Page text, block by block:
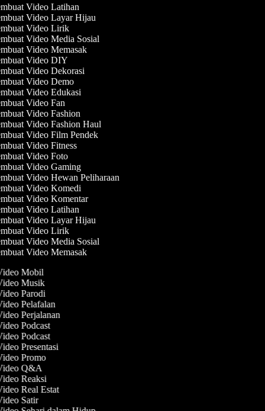
Video Latihan
Video Layar Hijau
Video Lirik
Video Media Sosial
Video Memasak
Video DIY
Video Dekorasi
Video Demo
Video Edukasi
Video Fan
Video Fashion
Video Fashion Haul
Video Film Pendek
Video Fitness
Video Foto
Video Gaming
Video Hewan Peliharaan
Video Komedi
Video Komentar
Video Latihan
Video Layar Hijau
Video Lirik
Video Media Sosial
Video Memasak
Mobil
Musik
Parodi
Pelafalan
Perjalanan
Podcast
Podcast
Presentasi
Promo
Q&A
Reaksi
Real Estat
Satir